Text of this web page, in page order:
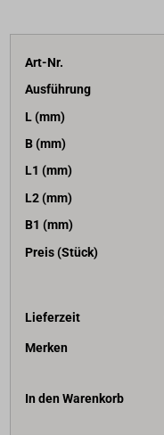
Art-Nr.
Ausführung
L (mm)
B (mm)
L1 (mm)
L2 (mm)
B1 (mm)
Preis (Stück)
Lieferzeit
Merken
In den Warenkorb